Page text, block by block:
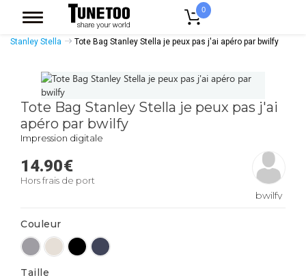
0
Accessoires Casquettes Tote Bags
Stanley Stella
Tote Bag Stanley Stella je peux pas j'ai apéro par bwilfy
Tote Bag Stanley Stella je peux pas j'ai
apéro par bwilfy
Impression digitale
14.90€
Hors frais de port
bwilfy
Couleur
Taille